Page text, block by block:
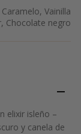
Vainilla
Chocolate negro
elixir isleño –
y canela de